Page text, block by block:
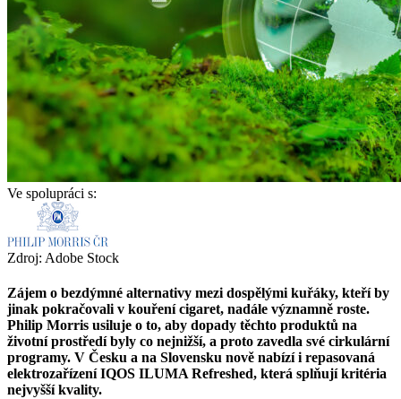
Ve spolupráci s:
Zdroj: Adobe Stock
Zájem o bezdýmné alternativy mezi dospělými kuřáky, kteří by
jinak pokračovali v kouření cigaret, nadále významně roste.
Philip Morris usiluje o to, aby dopady těchto produktů na
životní prostředí byly co nejnižší, a proto zavedla své cirkulární
programy. V Česku a na Slovensku nově nabízí i repasovaná
elektrozařízení IQOS ILUMA Refreshed, která splňují kritéria
nejvyšší kvality.